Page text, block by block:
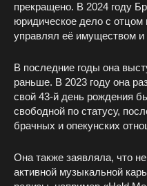
прекращено. В 2024 году
юридическое дело с отцом
управлял её имуществом и
В последние годы она
раньше. В 2023 году она
свой 43‑й день рождения
свободной по статусу,
брачных и опекунских
Она также заявляла, что
активной музыкальной